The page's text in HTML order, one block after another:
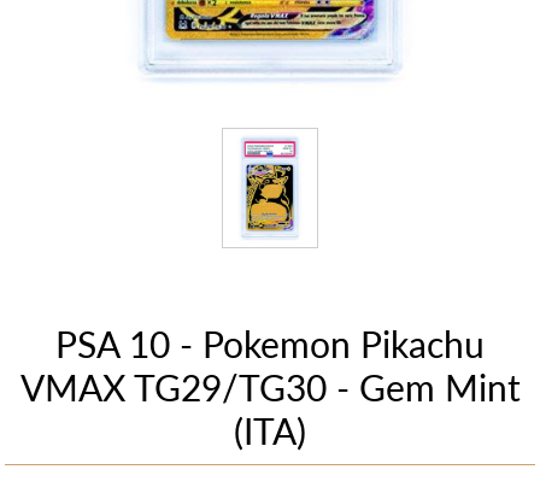
PSA 10 - Pokemon Pikachu
VMAX TG29/TG30 - Gem Mint
(ITA)